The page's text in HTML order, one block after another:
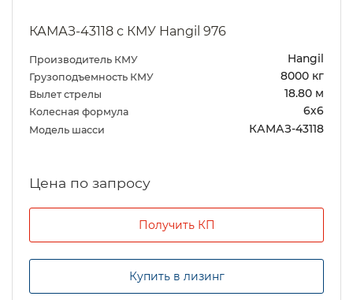
КАМАЗ-43118 с КМУ Hangil 976
Производитель КМУ Hangil
Грузоподъемность КМУ 8000 кг
Вылет стрелы 18.80 м
Колесная формула 6х6
Модель шасси КАМАЗ-43118
Цена по запросу
Получить КП
Купить в лизинг